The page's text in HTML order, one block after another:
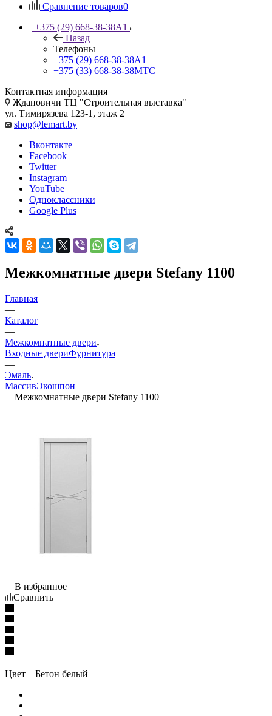
Сравнение товаров0
+375 (29) 668-38-38A1
Назад
Телефоны
+375 (29) 668-38-38A1
+375 (33) 668-38-38МТС
Контактная информация
Ждановичи ТЦ "Строительная выставка"
ул. Тимирязева 123-1, этаж 2
shop@lemart.by
Вконтакте
Facebook
Twitter
Instagram
YouTube
Одноклассники
Google Plus
Межкомнатные двери Stefany 1100
Главная
—
Каталог
—
Межкомнатные двери
Входные двериФурнитура
—
Эмаль
МассивЭкошпон
—Межкомнатные двери Stefany 1100
В избранное
Сравнить
Цвет—Бетон белый